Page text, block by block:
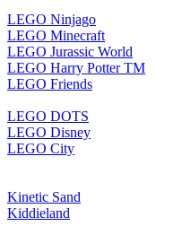
LEGO Ninjago
LEGO Minecraft
LEGO Jurassic World
LEGO Harry Potter TM
LEGO Friends
LEGO DOTS
LEGO Disney
LEGO City
Kinetic Sand
Kiddieland